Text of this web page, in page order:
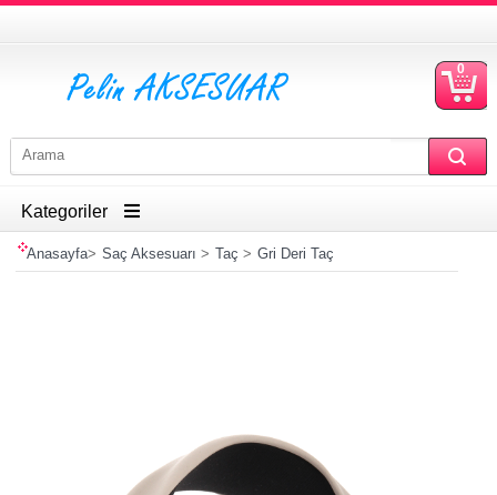
0
Kategoriler
Anasayfa> Saç Aksesuarı > Taç > Gri Deri Taç